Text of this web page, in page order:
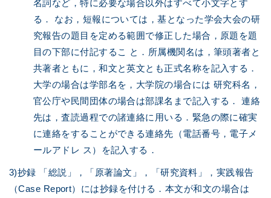
名詞など，特に必要な場合以外はすべて小文字とす
る． なお，短報については，基となった学会大会の研
究報告の題目を定める範囲で修正した場合，原題を題
目の下部に付記するこ と．所属機関名は，筆頭著者と
共著者ともに，和文と英文とも正式名称を記入する．
大学の場合は学部名を，大学院の場合には 研究科名，
官公庁や民間団体の場合は部課名まで記入する． 連絡
先は，査読過程での諸連絡に用いる．緊急の際に確実
に連絡をすることができる連絡先（電話番号，電子メ
ールアドレ ス）を記入する．
3)抄録 「総説」，「原著論文」，「研究資料」，実践報告
（Case Report）には抄録を付ける．本文が和文の場合は